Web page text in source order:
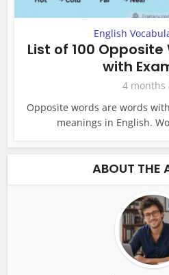
English
List of 100 Opposite
with
4 months
Opposite words are words
meanings in English.
ABOUT THE